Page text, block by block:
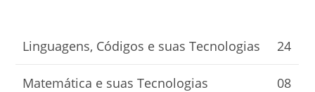
Linguagens, Códigos e suas Tecnologias 24
Matemática e suas Tecnologias 08